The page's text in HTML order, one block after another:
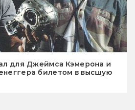
для Джеймса Кэмерона и
билетом в высшую